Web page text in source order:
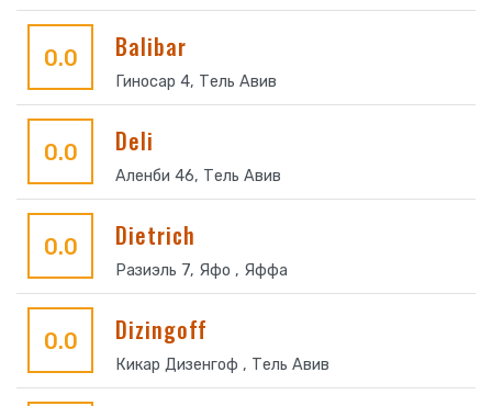
0.0 Balibar
Гиносар 4, Тель Авив
0.0 Deli
Аленби 46, Тель Авив
0.0 Dietrich
Разиэль 7, Яфо , Яффа
0.0 Dizingoff
Кикар Дизенгоф , Тель Авив